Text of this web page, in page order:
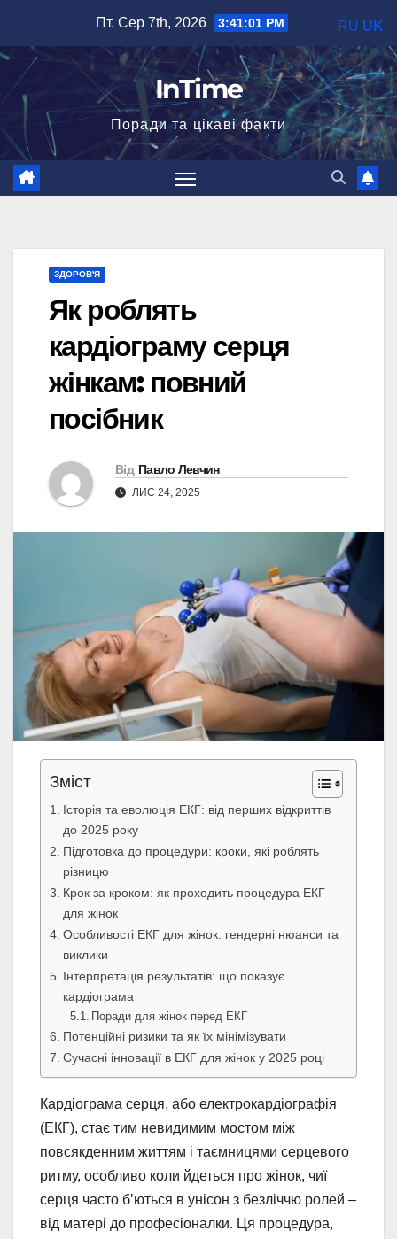
вмісту
Пт. Сер 7th, 2026 3:41:02 PM
InTime
Поради та цікаві факти
ЗДОРОВ'Я
Як роблять
кардіограму серця
жінкам: повний
посібник
Від Павло Левчин
ЛИС 24, 2025
Зміст
Історія та еволюція ЕКГ: від перших відкриттів
до 2025 року
Підготовка до процедури: кроки, які роблять
різницю
Крок за кроком: як проходить процедура ЕКГ
для жінок
Особливості ЕКГ для жінок: гендерні нюанси та
виклики
Інтерпретація результатів: що показує
кардіограма
Поради для жінок перед ЕКГ
Потенційні ризики та як їх мінімізувати
Сучасні інновації в ЕКГ для жінок у 2025 році
Кардіограма серця, або електрокардіографія
(ЕКГ), стає тим невидимим мостом між
повсякденним життям і таємницями серцевого
ритму, особливо коли йдеться про жінок, чиї
серця часто б’ються в унісон з безліччю ролей –
від матері до професіоналки. Ця процедура,
RU UK